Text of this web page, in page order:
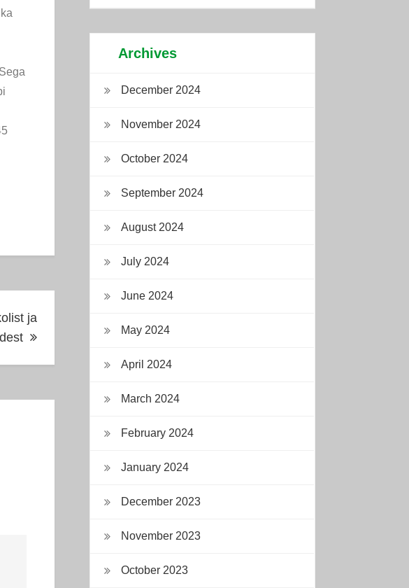
ja
Archives
December 2024
November 2024
October 2024
September 2024
August 2024
July 2024
June 2024
May 2024
April 2024
March 2024
February 2024
January 2024
December 2023
November 2023
October 2023